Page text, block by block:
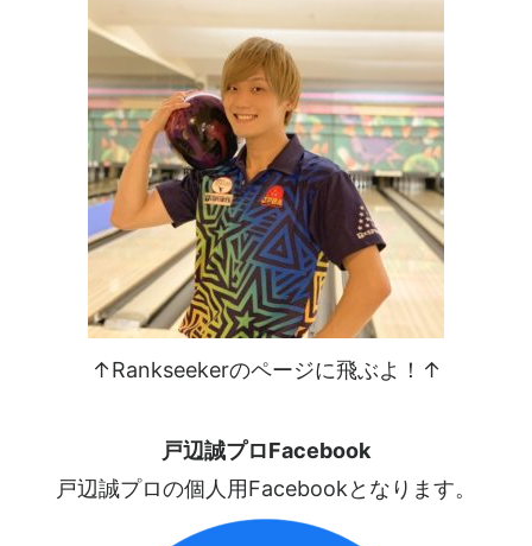
↑Rankseekerのページに飛ぶよ！↑
戸辺誠プロFacebook
戸辺誠プロの個人用Facebookとなります。